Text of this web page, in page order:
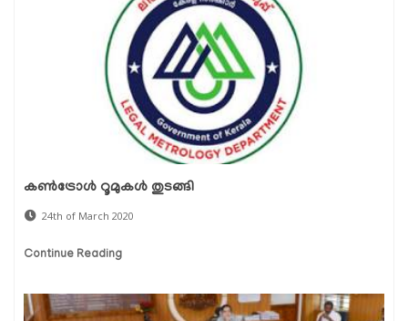
കണ്‍ട്രോള്‍ റൂമുകള്‍ തുടങ്ങി
24th of March 2020
Continue Reading